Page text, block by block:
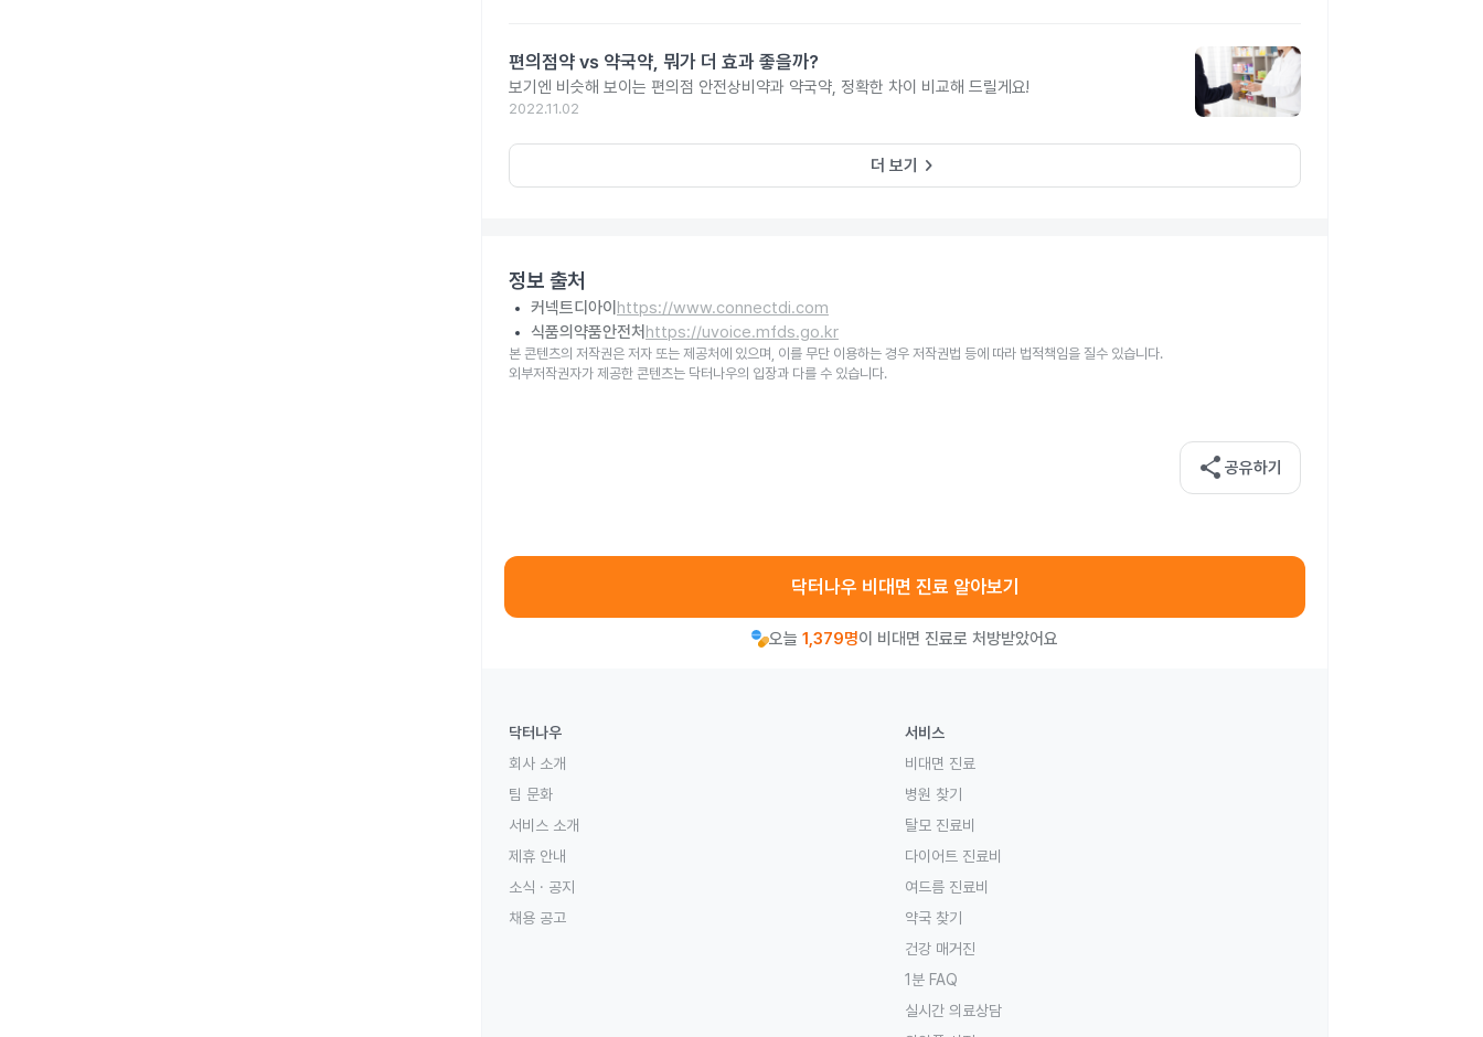
편의점약 vs 약국약, 뭐가 더 효과 좋을까?
보기엔 비슷해 보이는 편의점 안전상비약과 약국약, 정확한 차이 비교해 드릴게요!
2022.11.02
더 보기 keyboard_arrow_right
정보 출처
커넥트디아이 https://www.connectdi.com
식품의약품안전처 https://uvoice.mfds.go.kr
본 콘텐츠의 저작권은 저자 또는 제공처에 있으며, 이를 무단 이용하는 경우 저작권법 등에 따라 법적책임을 질수 있습니다.
외부저작권자가 제공한 콘텐츠는 닥터나우의 입장과 다를 수 있습니다.
share 공유하기
닥터나우 비대면 진료 알아보기
오늘 1,379명이 비대면 진료로 처방받았어요
닥터나우
회사 소개
팀 문화
서비스 소개
제휴 안내
소식 · 공지
채용 공고
서비스
비대면 진료
병원 찾기
탈모 진료비
다이어트 진료비
여드름 진료비
약국 찾기
건강 매거진
1분 FAQ
실시간 의료상담